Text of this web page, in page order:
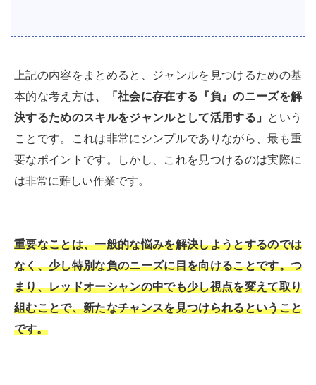
上記の内容をまとめると、ジャンルを見つけるための基
本的な考え方は、「社会に存在する『負』のニーズを解
決するためのスキルをジャンルとして活用する」 という
ことです。これは非常にシンプルでありながら、最も重
要なポイントです。しかし、これを見つけるのは実際に
は非常に難しい作業です。
重要なことは、一般的な悩みを解決しようとするのでは
なく、少し特別な負のニーズに目を向けることです。つ
まり、レッドオーシャンの中でも少し視点を変えて取り
組むことで、新たなチャンスを見つけられるということ
です。